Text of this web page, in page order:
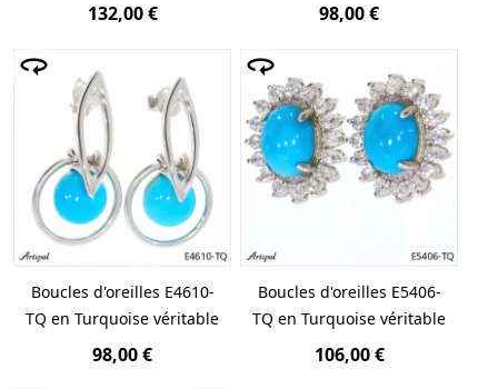
132,00 € 98,00 €
Boucles d'oreilles E4610-
TQ en Turquoise véritable
98,00 €
Boucles d'oreilles E5406-
TQ en Turquoise véritable
106,00 €